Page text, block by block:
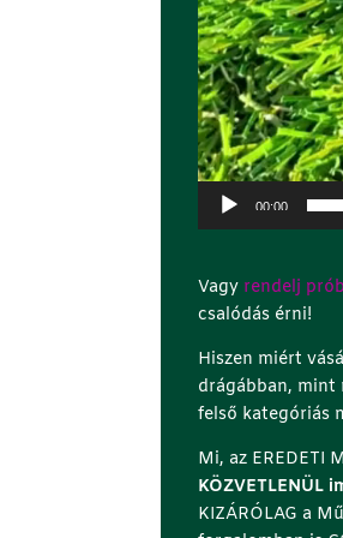
00:00
Vagy rendelj
csalódás érni!
Hiszen miért
drágábban, mint
felső kategóriás
Mi, az EREDETI
KÖZVETLENÜL
KIZÁRÓLAG a